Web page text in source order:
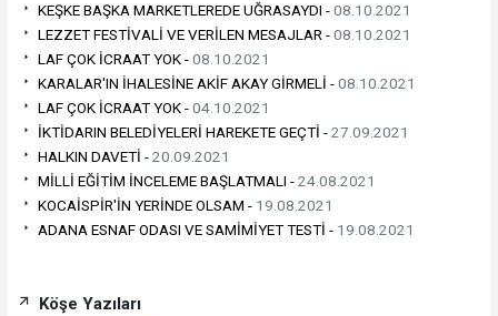
KEŞKE BAŞKA MARKETLEREDE UĞRASAYDI -08.10.2021
LEZZET FESTİVALİ VE VERİLEN MESAJLAR -08.10.2021
LAF ÇOK İCRAAT YOK -08.10.2021
KARALAR'IN İHALESİNE AKİF AKAY GİRMELİ -08.10.2021
LAF ÇOK İCRAAT YOK -04.10.2021
İKTİDARIN BELEDİYELERİ HAREKETE GEÇTİ -27.09.2021
HALKIN DAVETİ -20.09.2021
MİLLİ EĞİTİM İNCELEME BAŞLATMALI -24.08.2021
KOCAİSPİR'İN YERİNDE OLSAM - 19.08.2021
ADANA ESNAF ODASI VE SAMİMİYET TESTİ - 19.08.2021
Köşe Yazıları